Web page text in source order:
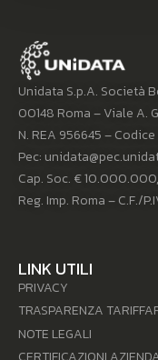
Unidata S.p.A. Società
00148 Roma – Viale A.
N. REA 956645 –
Pec:
Cap. Soc. €
Reg. Imp. Roma – C.F./
LINK UTILI
PRIVACY
TRASPARENZA
NOTE LEGALI